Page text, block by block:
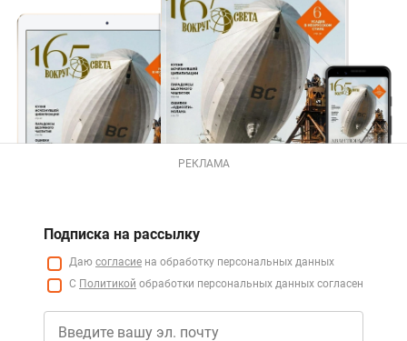
РЕКЛАМА
Подписка на рассылку
Даю согласие на обработку персональных данных
С Политикой обработки персональных данных согласен